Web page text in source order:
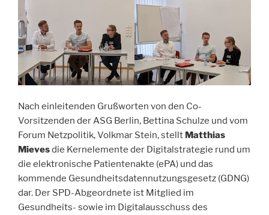
Nach einleitenden Grußworten von den Co-
Vorsitzenden der ASG Berlin, Bettina Schulze und vom
Forum Netzpolitik, Volkmar Stein, stellt Matthias
Mievesdie Kernelemente der Digitalstrategie rund um
die elektronische Patientenakte (ePA) und das
kommende Gesundheitsdatennutzungsgesetz (GDNG)
dar. Der SPD-Abgeordnete ist Mitglied im
Gesundheits- sowie im Digitalausschuss des